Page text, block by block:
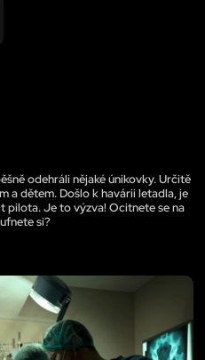
odehráli nějaké únikovky. Určitě
a dětem. Došlo k havárii letadla, je
pilota. Je to výzva! Ocitnete se na
si?